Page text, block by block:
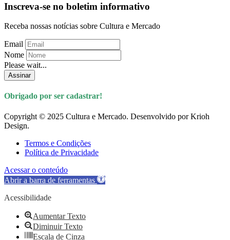
Inscreva-se no boletim informativo
Receba nossas notícias sobre Cultura e Mercado
Email
Nome
Please wait...
Assinar
Obrigado por ser cadastrar!
Copyright © 2025 Cultura e Mercado. Desenvolvido por Krioh
Design.
Termos e Condições
Política de Privacidade
Acessar o conteúdo
Abrir a barra de ferramentas
Acessibilidade
Aumentar Texto
Diminuir Texto
Escala de Cinza